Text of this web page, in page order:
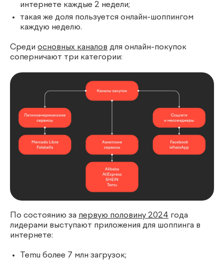
интернете каждые 2 недели;
такая же доля пользуется онлайн-шоппингом
каждую неделю.
Среди основных каналов для онлайн-покупок
соперничают три категории:
По состоянию за первую половину 2024 года
лидерами выступают приложения для шоппинга в
интернете:
Temu более 7 млн загрузок;